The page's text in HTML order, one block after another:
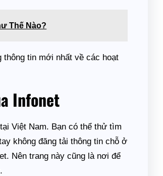
Thế Nào?
thông tin mới nhất về các hoạt
Infonet
Việt Nam. Bạn có thể thử tìm
không đăng tải thông tin chỗ ở
Nên trang này cũng là nơi để